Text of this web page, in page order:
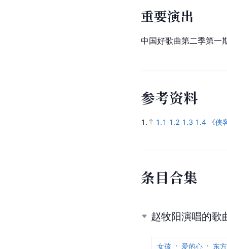
重要演出
中国好歌曲第二季第一
参考资料
1. 1.1 1.2 1.3 1.4 《
条目合集
赵牧阳演唱的歌
女孩 爱的心
东